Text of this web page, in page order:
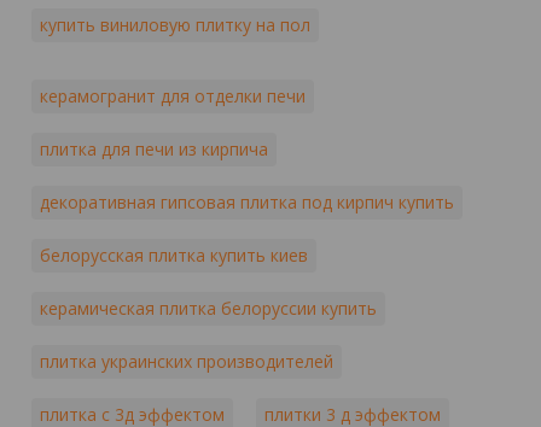
купить виниловую плитку на пол
керамогранит для отделки печи
плитка для печи из кирпича
декоративная гипсовая плитка под кирпич купить
белорусская плитка купить киев
керамическая плитка белоруссии купить
плитка украинских производителей
плитка с 3д эффектом плитки 3 д эффектом